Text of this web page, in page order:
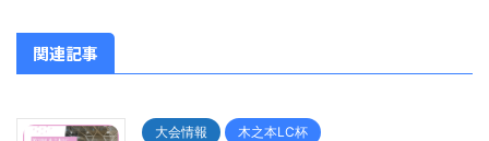
関連記事
大会情報 木之本LC杯